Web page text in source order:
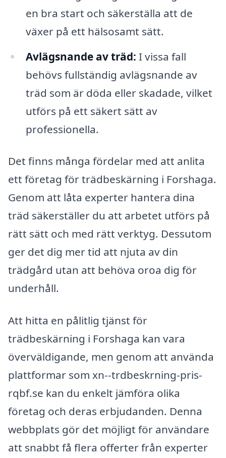
en bra start och säkerställa att de
växer på ett hälsosamt sätt.
Avlägsnande av träd: I vissa fall
behövs fullständig avlägsnande av
träd som är döda eller skadade, vilket
utförs på ett säkert sätt av
professionella.
Det finns många fördelar med att anlita
ett företag för trädbeskärning i Forshaga.
Genom att låta experter hantera dina
träd säkerställer du att arbetet utförs på
rätt sätt och med rätt verktyg. Dessutom
ger det dig mer tid att njuta av din
trädgård utan att behöva oroa dig för
underhåll.
Att hitta en pålitlig tjänst för
trädbeskärning i Forshaga kan vara
överväldigande, men genom att använda
plattformar som xn--trdbeskrning-pris-
rqbf.se kan du enkelt jämföra olika
företag och deras erbjudanden. Denna
webbplats gör det möjligt för användare
att snabbt få flera offerter från experter